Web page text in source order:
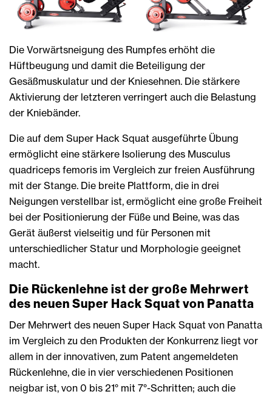
Die Vorwärtsneigung des Rumpfes erhöht die
Hüftbeugung und damit die Beteiligung der
Gesäßmuskulatur und der Kniesehnen. Die stärkere
Aktivierung der letzteren verringert auch die Belastung
der Kniebänder.
Die auf dem Super Hack Squat ausgeführte Übung
ermöglicht eine stärkere Isolierung des Musculus
quadriceps femoris im Vergleich zur freien Ausführung
mit der Stange. Die breite Plattform, die in drei
Neigungen verstellbar ist, ermöglicht eine große Freiheit
bei der Positionierung der Füße und Beine, was das
Gerät äußerst vielseitig und für Personen mit
unterschiedlicher Statur und Morphologie geeignet
macht.
Die Rückenlehne ist der große Mehrwert
des neuen Super Hack Squat von Panatta
Der Mehrwert des neuen Super Hack Squat von Panatta
im Vergleich zu den Produkten der Konkurrenz liegt vor
allem in der innovativen, zum Patent angemeldeten
Rückenlehne, die in vier verschiedenen Positionen
neigbar ist, von 0 bis 21° mit 7°-Schritten; auch die